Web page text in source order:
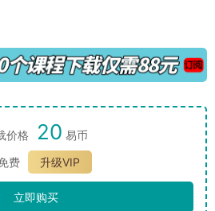
价格 20 易币
费
升级VIP
立即购买